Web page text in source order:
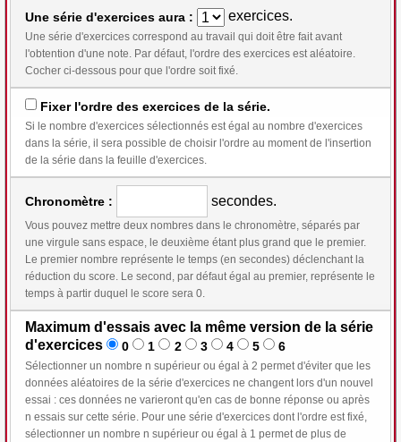
Une série d'exercices aura : exercices.
Une série d'exercices correspond au travail qui doit être fait avant
l'obtention d'une note. Par défaut, l'ordre des exercices est aléatoire.
Cocher ci-dessous pour que l'ordre soit fixé.
Fixer l'ordre des exercices de la série.
Si le nombre d'exercices sélectionnés est égal au nombre d'exercices
dans la série, il sera possible de choisir l'ordre au moment de l'insertion
de la série dans la feuille d'exercices.
Chronomètre : secondes.
Vous pouvez mettre deux nombres dans le chronomètre, séparés par
une virgule sans espace, le deuxième étant plus grand que le premier.
Le premier nombre représente le temps (en secondes) déclenchant la
réduction du score. Le second, par défaut égal au premier, représente le
temps à partir duquel le score sera 0.
Maximum d'essais avec la même version de la série
d'exercices
0 1 2 3 4 5 6
Sélectionner un nombre n supérieur ou égal à 2 permet d'éviter que les
données aléatoires de la série d'exercices ne changent lors d'un nouvel
essai : ces données ne varieront qu'en cas de bonne réponse ou après
n essais sur cette série. Pour une série d'exercices dont l'ordre est fixé,
sélectionner un nombre n supérieur ou égal à 1 permet de plus de